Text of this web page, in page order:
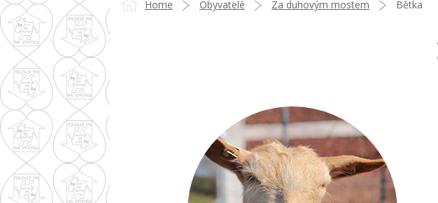
Home Obyvatelé Za duhovým mostem Bětka